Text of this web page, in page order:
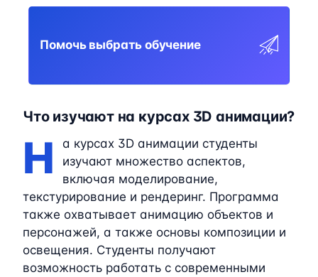
Помочь выбрать обучение
Что изучают на курсах 3D анимации?
Н
а курсах 3D анимации студенты
изучают множество аспектов,
включая моделирование,
текстурирование и рендеринг. Программа
также охватывает анимацию объектов и
персонажей, а также основы композиции и
освещения. Студенты получают
возможность работать с современными